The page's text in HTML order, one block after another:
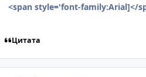
<span style='font-family:Arial]</
Цитата